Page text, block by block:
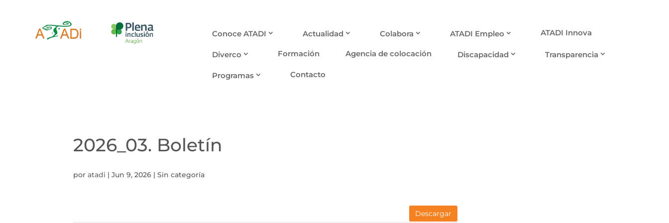
Conoce ATADI Actualidad Colabora ATADI Empleo ATADI Innova
Diverco Formación Agencia de colocación Discapacidad Transparencia
Programas Contacto
2026_03. Boletín
por atadi | Jun 9, 2026 | Sin categoría
Descargar